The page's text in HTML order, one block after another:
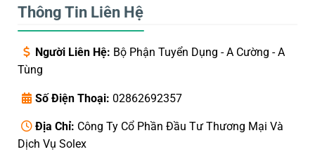
Thông Tin Liên Hệ
Người Liên Hệ: Bộ Phận Tuyển Dụng - A Cường - A
Tùng
Số Điện Thoại: 02862692357
Địa Chỉ: Công Ty Cổ Phần Đầu Tư Thương Mại Và
Dịch Vụ Solex